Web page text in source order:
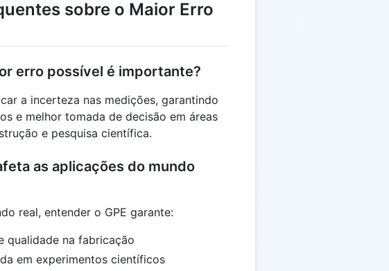
sobre o Maior Erro
erro possível é importante?
a incerteza nas medições, garantindo
e melhor tomada de decisão em áreas
e pesquisa científica.
as aplicações do mundo
real, entender o GPE garante:
qualidade na fabricação
em experimentos científicos